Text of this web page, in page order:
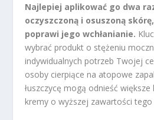
Najlepiej aplikować go dwa
oczyszczoną i osuszoną
poprawi jego wchłanianie.
wybrać produkt o stężeniu
indywidualnych potrzeb Twojej
osoby cierpiące na atopowe
łuszczycę mogą odnieść
kremy o wyższej zawartości tego